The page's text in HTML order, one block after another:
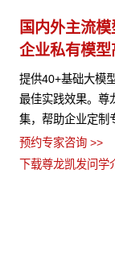
国内外主流
企业私有模
提供40+基础大模
最佳实践效果。尊
集，帮助企业定制
预约专家咨询 >>
下载尊龙凯发问学